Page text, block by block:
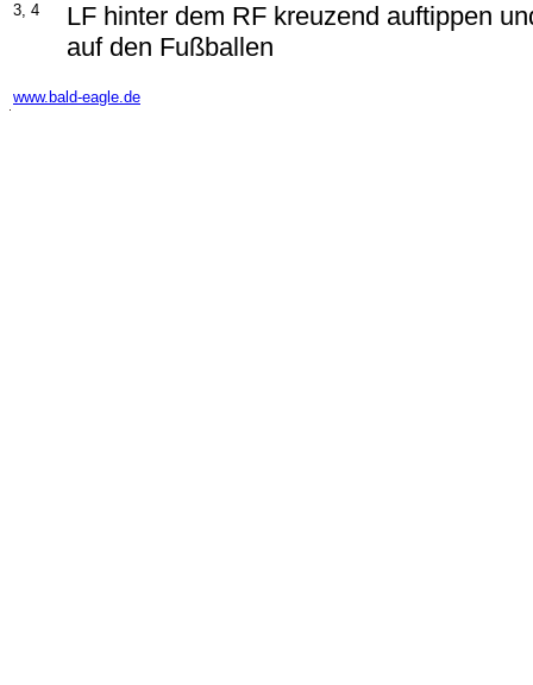
3, 4
LF hinter dem RF kreuzend auftippen
auf den Fußballen
www.bald-eagle.de